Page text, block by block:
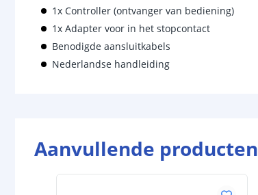
1x Controller (ontvanger van bediening)
1x Adapter voor in het stopcontact
Benodigde aansluitkabels
Nederlandse handleiding
Aanvullende producten